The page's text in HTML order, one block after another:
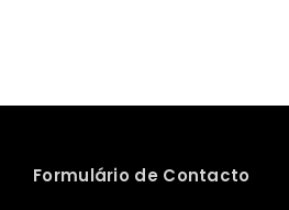
Formulário de Contacto